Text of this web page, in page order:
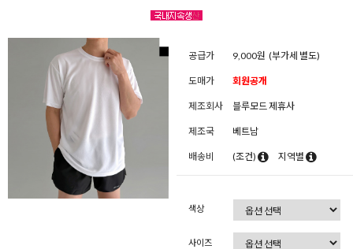
공급가 9,000원 (부가세 별도)
도매가 회원공개
제조회사 블루모드 제휴사
제조국 베트남
배송비 (조건) 지역별
색상
사이즈